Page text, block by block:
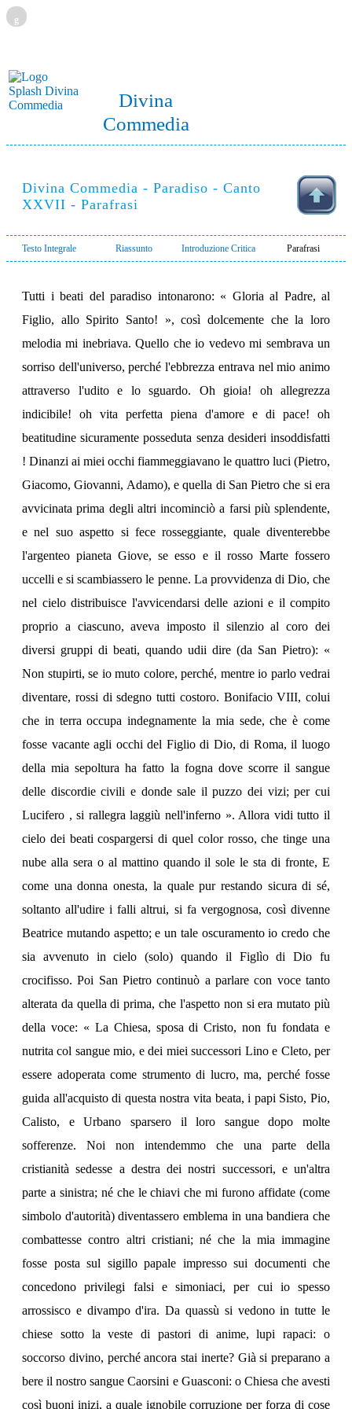
g
Divina
Commedia
Divina Commedia - Paradiso - Canto
XXVII - Parafrasi
Testo Integrale Riassunto Introduzione Critica Parafrasi
Tutti i beati del paradiso intonarono: « Gloria al Padre, al
Figlio, allo Spirito Santo! », così dolcemente che la loro
melodia mi inebriava. Quello che io vedevo mi sembrava un
sorriso dell'universo, perché l'ebbrezza entrava nel mio animo
attraverso l'udito e lo sguardo. Oh gioia! oh allegrezza
indicibile! oh vita perfetta piena d'amore e di pace! oh
beatitudine sicuramente posseduta senza desideri insoddisfatti
! Dinanzi ai miei occhi fiammeggiavano le quattro luci (Pietro,
Giacomo, Giovanni, Adamo), e quella di San Pietro che si era
avvicinata prima degli altri incominciò a farsi più splendente,
e nel suo aspetto si fece rosseggiante, quale diventerebbe
l'argenteo pianeta Giove, se esso e il rosso Marte fossero
uccelli e si scambiassero le penne. La provvidenza di Dio, che
nel cielo distribuisce l'avvicendarsi delle azioni e il compito
proprio a ciascuno, aveva imposto il silenzio al coro dei
diversi gruppi di beati, quando udii dire (da San Pietro): «
Non stupirti, se io muto colore, perché, mentre io parlo vedrai
diventare, rossi di sdegno tutti costoro. Bonifacio VIII, colui
che in terra occupa indegnamente la mia sede, che è come
fosse vacante agli occhi del Figlio di Dio, di Roma, il luogo
della mia sepoltura ha fatto la fogna dove scorre il sangue
delle discordie civili e donde sale il puzzo dei vizi; per cui
Lucifero , si rallegra laggiù nell'inferno ». Allora vidi tutto il
cielo dei beati cospargersi di quel color rosso, che tinge una
nube alla sera o al mattino quando il sole le sta di fronte, E
come una donna onesta, la quale pur restando sicura di sé,
soltanto all'udire i falli altrui, si fa vergognosa, così divenne
Beatrice mutando aspetto; e un tale oscuramento io credo che
sia avvenuto in cielo (solo) quando il Figlìo di Dio fu
crocifisso. Poi San Pietro continuò a parlare con voce tanto
alterata da quella di prima, che l'aspetto non si era mutato più
della voce: « La Chiesa, sposa di Cristo, non fu fondata e
nutrita col sangue mio, e dei miei successori Lino e Cleto, per
essere adoperata come strumento di lucro, ma, perché fosse
guida all'acquisto di questa nostra vita beata, i papi Sisto, Pio,
Calisto, e Urbano sparsero il loro sangue dopo molte
sofferenze. Noi non intendemmo che una parte della
cristianità sedesse a destra dei nostri successori, e un'altra
parte a sinistra; né che le chiavi che mi furono affidate (come
simbolo d'autorità) diventassero emblema in una bandiera che
combattesse contro altri cristiani; né che la mia immagine
fosse posta sul sigillo papale impresso sui documenti che
concedono privilegi falsi e simoniaci, per cui io spesso
arrossisco e divampo d'ira. Da quassù si vedono in tutte le
chiese sotto la veste di pastori di anime, lupi rapaci: o
soccorso divino, perché ancora stai inerte? Già si preparano a
bere il nostro sangue Caorsini e Guasconi: o Chiesa che avesti
così buoni inizi, a quale ignobile corruzione per forza di cose